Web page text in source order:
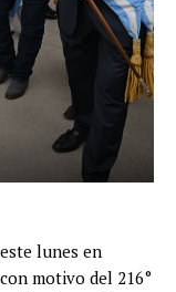
lunes en
motivo del 216°